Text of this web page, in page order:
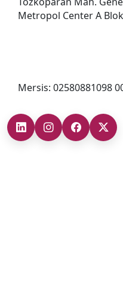
Metropol Center A
Mersis: 02580881098